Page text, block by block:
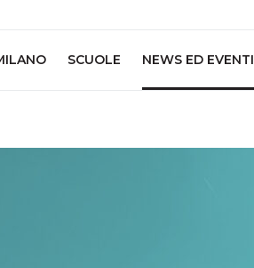
SCUOLE NEWS ED EVENTI